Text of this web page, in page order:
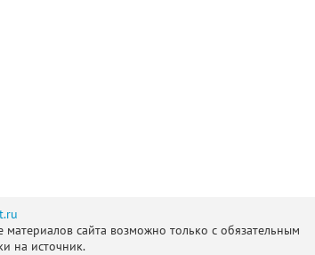
сайта возможно только с обязательным
на источник.